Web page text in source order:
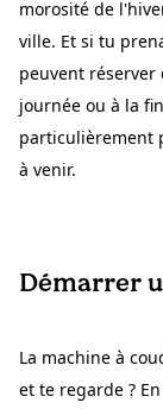
morosité de
ville. Et si tu
peuvent réserver
journée ou à la
particulièrement
à venir.
Démarrer
La machine à
et te regarde ?